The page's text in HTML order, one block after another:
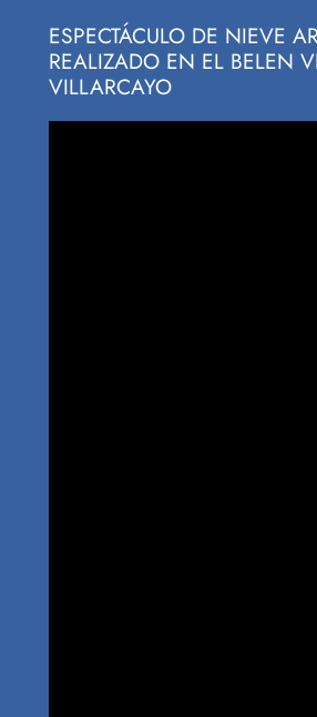
ESPECTÁCULO DE NIEVE
REALIZADO EN EL BELEN
VILLARCAYO